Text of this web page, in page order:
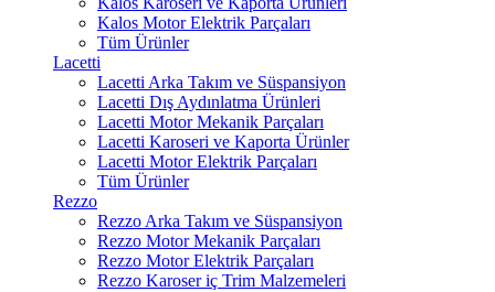
Kalos Motor Elektrik Parçaları
Tüm Ürünler
Lacetti
Lacetti Arka Takım ve Süspansiyon
Lacetti Dış Aydınlatma Ürünleri
Lacetti Motor Mekanik Parçaları
Lacetti Karoseri ve Kaporta Ürünler
Lacetti Motor Elektrik Parçaları
Tüm Ürünler
Rezzo
Rezzo Arka Takım ve Süspansiyon
Rezzo Motor Mekanik Parçaları
Rezzo Motor Elektrik Parçaları
Rezzo Karoser iç Trim Malzemeleri